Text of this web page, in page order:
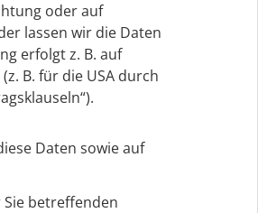
oder auf
lassen wir die Daten
erfolgt z. B. auf
B. für die USA durch
Daten sowie auf
betreffenden